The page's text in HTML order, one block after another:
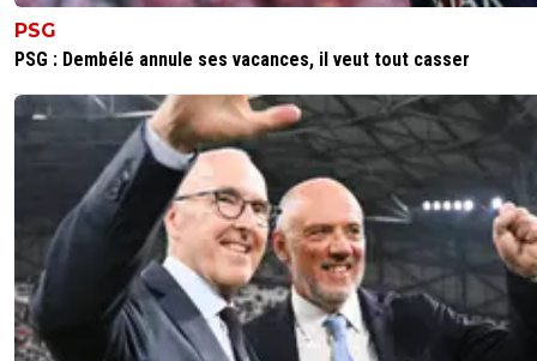
PSG
PSG : Dembélé annule ses vacances, il veut tout casser